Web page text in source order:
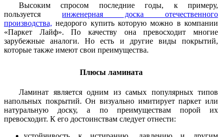
Высоким спросом последние годы, к примеру,
пользуетсяинженерная доска отечественного
производства, недорого купить которую можно в компании
«Паркет Лайф». По качеству она превосходит многие
зарубежные аналоги. Но есть и другие виды покрытий,
которые также имеют свои преимущества.
Плюсы ламината
Ламинат является одним из самых популярных типов
напольных покрытий. Он визуально имитирует паркет или
натуральную доску, а по преимуществам порой их
превосходит. К его достоинствам следует отнести: